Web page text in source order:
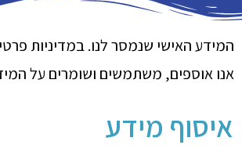
המשתמשים חשובה לנו, ולכן אנו
המידע האישי שנמסר לנו. במדיניות
אנו אוספים, משתמשים ושומרים על
איסוף מידע